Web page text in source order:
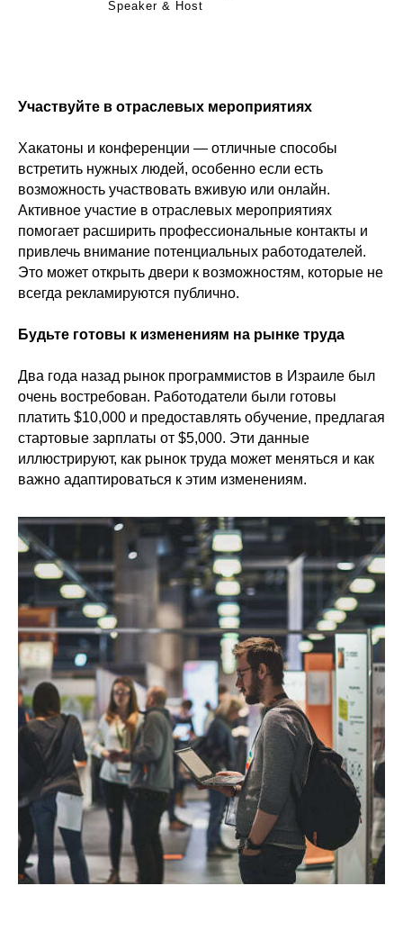
Speaker & Host
Участвуйте в отраслевых мероприятиях
Хакатоны и конференции — отличные способы
встретить нужных людей, особенно если есть
возможность участвовать вживую или онлайн.
Активное участие в отраслевых мероприятиях
помогает расширить профессиональные контакты и
привлечь внимание потенциальных работодателей.
Это может открыть двери к возможностям, которые не
всегда рекламируются публично.
Будьте готовы к изменениям на рынке труда
Два года назад рынок программистов в Израиле был
очень востребован. Работодатели были готовы
платить $10,000 и предоставлять обучение, предлагая
стартовые зарплаты от $5,000. Эти данные
иллюстрируют, как рынок труда может меняться и как
важно адаптироваться к этим изменениям.